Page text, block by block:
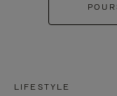
LIFESTYLE